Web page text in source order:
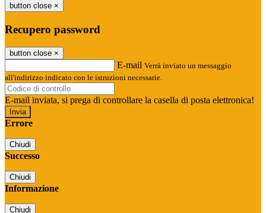
button close ×
Recupero password
button close ×
E-mail Verrà inviato un messaggio
all'indirizzo indicato con le istruzioni necessarie.
E-mail inviata, si prega di controllare la casella di posta elettronica!
Errore
Chiudi
Successo
Chiudi
Informazione
Chiudi